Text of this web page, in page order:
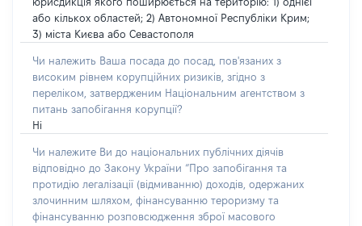
або кількох областей; 2) Автономної Республіки Крим;
3) міста Києва або Севастополя
Чи належить Ваша посада до посад, пов'язаних з
високим рівнем корупційних ризиків, згідно з
переліком, затвердженим Національним агентством з
питань запобігання корупції?
Ні
Чи належите Ви до національних публічних діячів
відповідно до Закону України “Про запобігання та
протидію легалізації (відмиванню) доходів, одержаних
злочинним шляхом, фінансуванню тероризму та
фінансуванню розповсюдження зброї масового